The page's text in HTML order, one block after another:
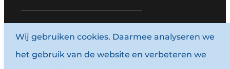
www.louwersmediagroep.com
© 1987 - 2026 Louwersmediagroep.
Wij gebruiken cookies. Daarmee analyseren we
het gebruik van de website en verbeteren we